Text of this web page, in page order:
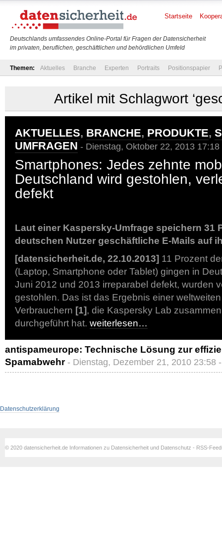
Deutschlands umfassendes Online-Portal für Fragen der Datensicherheit
im privaten, beruflichen, geschäftlichen und behördlichen Umfeld
Startseite
Themen: Aktuelles Branche Experten Portraits Positionspapier
Artikel mit Schlagwort
AKTUELLES, BRANCHE, PRODUKTE,
UMFRAGEN - Dienstag, Oktober 22, 2013
Smartphones: Jedes zehnte
Deutschland wird gestohlen,
defekt
Laut einer Kaspersky-Umfrage speichern 31
deutschen Nutzer geschäftliche E-Mails auf
[datensicherheit.de, 22.10.2013] 11 Prozent
(Laptop, Smartphone oder Tablet) gingen in
Juni 2012 und 2013 irreparabel defekt, wurden
gestohlen. Das ist das Ergebnis einer
Verbrauchern [1], die Kaspersky Lab
durchgeführt hat. weiterlesen…
antispameurope: Technische Lösung zur
Spamabwehr - Dienstag, Dezember 21, 2010 23:58
Datenschutzerklärung
© 2020 datensicherheit.de Informationen zu Datensicherheit und Datenschutz - RSS-